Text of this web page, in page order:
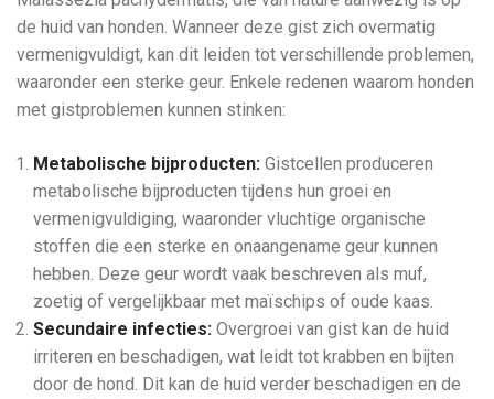
de huid van honden. Wanneer deze gist zich overmatig
vermenigvuldigt, kan dit leiden tot verschillende problemen,
waaronder een sterke geur. Enkele redenen waarom honden
met gistproblemen kunnen stinken:
Metabolische bijproducten: Gistcellen produceren
metabolische bijproducten tijdens hun groei en
vermenigvuldiging, waaronder vluchtige organische
stoffen die een sterke en onaangename geur kunnen
hebben. Deze geur wordt vaak beschreven als muf,
zoetig of vergelijkbaar met maïschips of oude kaas.
Secundaire infecties: Overgroei van gist kan de huid
irriteren en beschadigen, wat leidt tot krabben en bijten
door de hond. Dit kan de huid verder beschadigen en de